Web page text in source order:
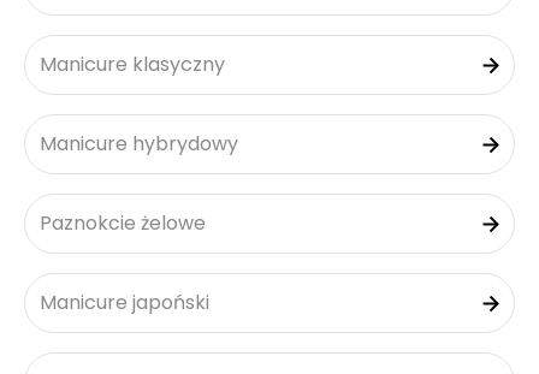
Manicure klasyczny
Manicure hybrydowy
Paznokcie żelowe
Manicure japoński